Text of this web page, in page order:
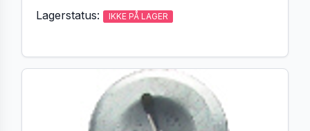
Lagerstatus: IKKE PÅ LAGER